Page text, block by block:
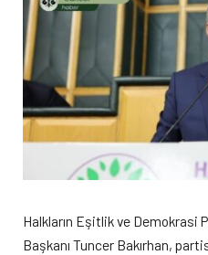
Halkların Eşitlik ve Demokrasi
Başkanı Tuncer Bakırhan,